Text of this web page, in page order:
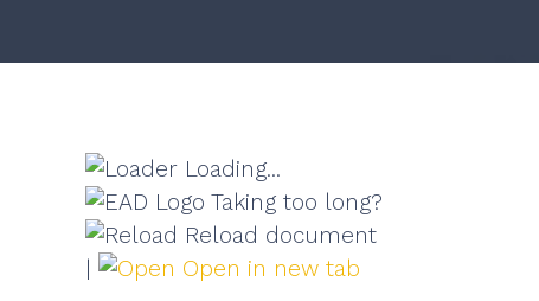
Loading...
Taking too long?
Reload document
|
Open in new tab